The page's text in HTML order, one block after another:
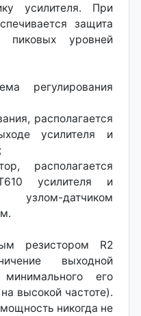
усилителя. При
защита
пиковых уровней
регулирования
располагается
усилителя и
располагается
усилителя и
датчиком
резистором R2
выходной
его
высокой частоте).
никогда не